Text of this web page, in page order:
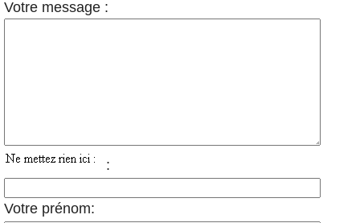
Votre message :
:
Votre prénom: